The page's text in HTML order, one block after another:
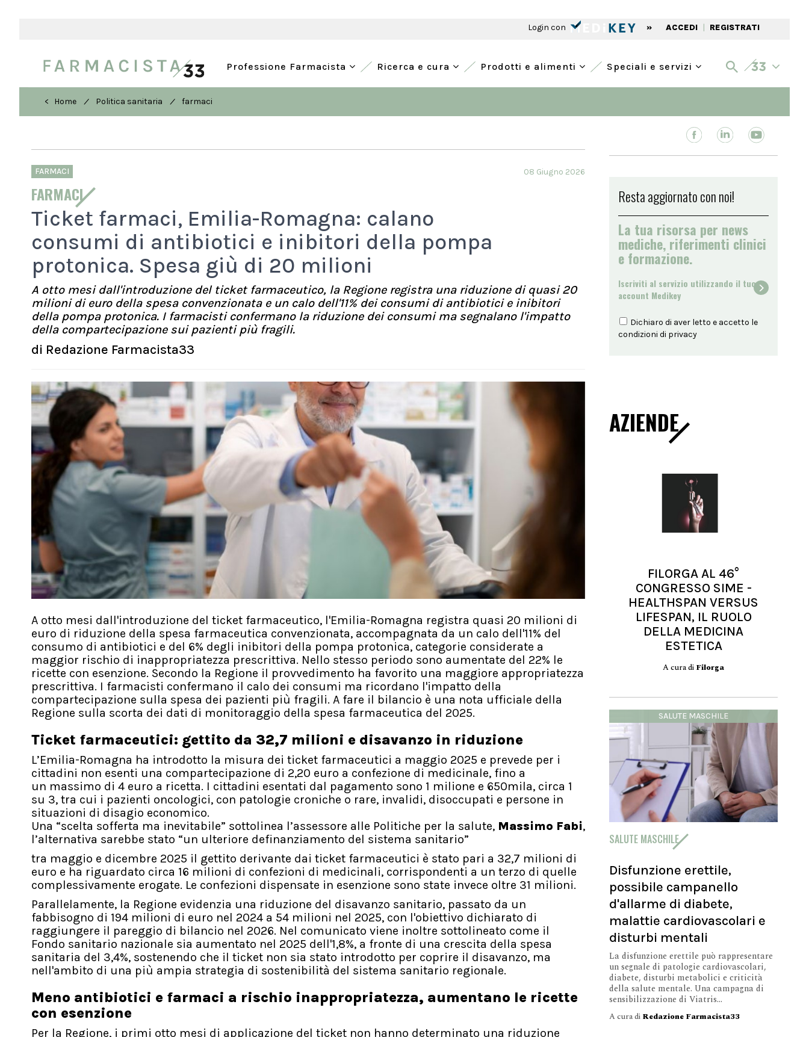
Login con » ACCEDI | REGISTRATI
Professione Farmacista Ricerca e cura Prodotti e alimenti Speciali e servizi
< Home / Politica sanitaria / farmaci
FARMACI
FARMACI
08 Giugno 2026
Ticket farmaci, Emilia-Romagna: calano
consumi di antibiotici e inibitori della pompa
protonica. Spesa giù di 20 milioni
A otto mesi dall'introduzione del ticket farmaceutico, la Regione registra una riduzione di quasi 20
milioni di euro della spesa convenzionata e un calo dell'11% dei consumi di antibiotici e inibitori
della pompa protonica. I farmacisti confermano la riduzione dei consumi ma segnalano l'impatto
della compartecipazione sui pazienti più fragili.
di Redazione Farmacista33
A otto mesi dall'introduzione del ticket farmaceutico, l'Emilia-Romagna registra quasi 20 milioni di
euro di riduzione della spesa farmaceutica convenzionata, accompagnata da un calo dell'11% del
consumo di antibiotici e del 6% degli inibitori della pompa protonica, categorie considerate a
maggior rischio di inappropriatezza prescrittiva. Nello stesso periodo sono aumentate del 22% le
ricette con esenzione. Secondo la Regione il provvedimento ha favorito una maggiore appropriatezza
prescrittiva. I farmacisti confermano il calo dei consumi ma ricordano l'impatto della
compartecipazione sulla spesa dei pazienti più fragili. A fare il bilancio è una nota ufficiale della
Regione sulla scorta dei dati di monitoraggio della spesa farmaceutica del 2025.
Ticket farmaceutici: gettito da 32,7 milioni e disavanzo in riduzione
L’Emilia-Romagna ha introdotto la misura dei ticket farmaceutici a maggio 2025 e prevede per i
cittadini non esenti una compartecipazione di 2,20 euro a confezione di medicinale, fino a
un massimo di 4 euro a ricetta. I cittadini esentati dal pagamento sono 1 milione e 650mila, circa 1
su 3, tra cui i pazienti oncologici, con patologie croniche o rare, invalidi, disoccupati e persone in
situazioni di disagio economico.
Una “scelta sofferta ma inevitabile” sottolinea l’assessore alle Politiche per la salute, Massimo Fabi,
l’alternativa sarebbe stato “un ulteriore definanziamento del sistema sanitario”
tra maggio e dicembre 2025 il gettito derivante dai ticket farmaceutici è stato pari a 32,7 milioni di
euro e ha riguardato circa 16 milioni di confezioni di medicinali, corrispondenti a un terzo di quelle
complessivamente erogate. Le confezioni dispensate in esenzione sono state invece oltre 31 milioni.
Parallelamente, la Regione evidenzia una riduzione del disavanzo sanitario, passato da un
fabbisogno di 194 milioni di euro nel 2024 a 54 milioni nel 2025, con l'obiettivo dichiarato di
raggiungere il pareggio di bilancio nel 2026. Nel comunicato viene inoltre sottolineato come il
Fondo sanitario nazionale sia aumentato nel 2025 dell'1,8%, a fronte di una crescita della spesa
sanitaria del 3,4%, sostenendo che il ticket non sia stato introdotto per coprire il disavanzo, ma
nell'ambito di una più ampia strategia di sostenibilità del sistema sanitario regionale.
Meno antibiotici e farmaci a rischio inappropriatezza, aumentano le ricette
con esenzione
Per la Regione, i primi otto mesi di applicazione del ticket non hanno determinato una riduzione
Resta aggiornato con noi!
La tua risorsa per news
mediche, riferimenti clinici
e formazione.
Iscriviti al servizio utilizzando il tuo
account Medikey
Dichiaro di aver letto e accetto le
condizioni di privacy
AZIENDE
FILORGA AL 46°
CONGRESSO SIME -
HEALTHSPAN VERSUS
LIFESPAN, IL RUOLO
DELLA MEDICINA
ESTETICA
A cura di Filorga
SALUTE MASCHILE
SALUTE MASCHILE
Disfunzione erettile,
possibile campanello
d'allarme di diabete,
malattie cardiovascolari e
disturbi mentali
La disfunzione erettile può rappresentare
un segnale di patologie cardiovascolari,
diabete, disturbi metabolici e criticità
della salute mentale. Una campagna di
sensibilizzazione di Viatris...
A cura di Redazione Farmacista33